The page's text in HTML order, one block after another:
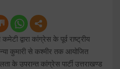
द्वारा कांग्रेस के पूर्व राष्ट्रीय
कुमारी से कश्मीर तक आयोजित
के उपरान्त कांग्रेस पार्टी उत्तराखण्ड